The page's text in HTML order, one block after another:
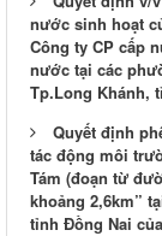
nước sinh hoạt
Công ty CP cấp
nước tại các
Tp.Long Khánh,
Quyết định
tác động môi
Tám (đoạn từ
khoảng 2,6km”
tỉnh Đồng Nai